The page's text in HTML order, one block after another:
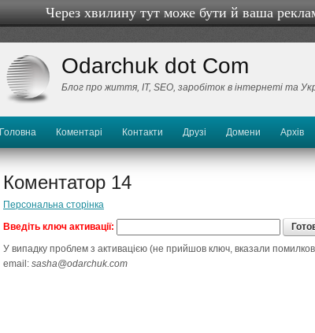
Через хвилину тут може бути й ваша
Odarchuk dot Com
Блог про життя, IТ, SEO, заробіток в інтернеті та
Головна Коментарі Контакти Друзі Домени Архів
Коментатор 14
Персональна сторінка
Введіть ключ активації:
У випадку проблем з активацією (не прийшов ключ, вказали
email: sasha@odarchuk.com